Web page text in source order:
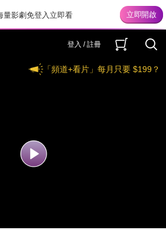
量影劇免登入立即看
登入 / 註冊
「頻道+看片」每月只要 $199？